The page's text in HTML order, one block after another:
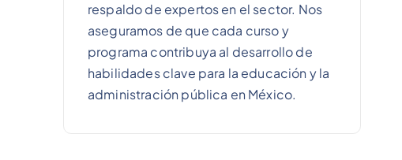
respaldo de expertos en el sector. Nos
aseguramos de que cada curso y
programa contribuya al desarrollo de
habilidades clave para la educación y la
administración pública en México.